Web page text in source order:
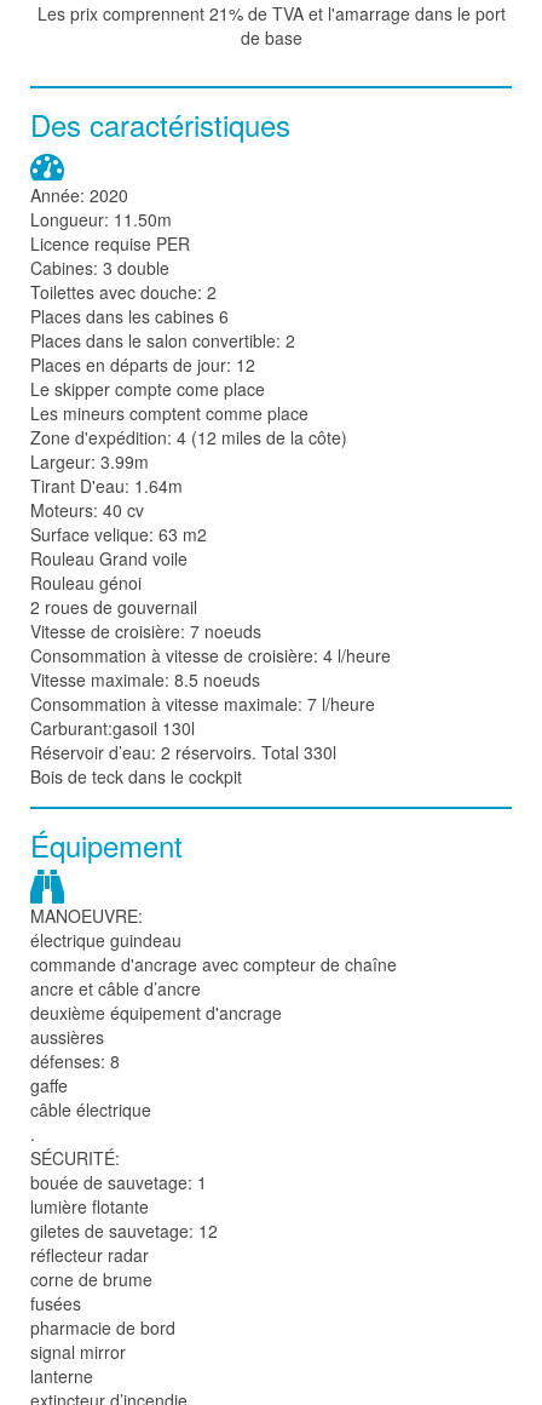
Les prix comprennent 21% de TVA et l'amarrage dans le port
de base
Des caractéristiques
Année: 2020
Longueur: 11.50m
Licence requise PER
Cabines: 3 double
Toilettes avec douche: 2
Places dans les cabines 6
Places dans le salon convertible: 2
Places en départs de jour: 12
Le skipper compte come place
Les mineurs comptent comme place
Zone d'expédition: 4 (12 miles de la côte)
Largeur: 3.99m
Tirant D'eau: 1.64m
Moteurs: 40 cv
Surface velique: 63 m2
Rouleau Grand voile
Rouleau génoi
2 roues de gouvernail
Vitesse de croisière: 7 noeuds
Consommation à vitesse de croisière: 4 l/heure
Vitesse maximale: 8.5 noeuds
Consommation à vitesse maximale: 7 l/heure
Carburant:gasoil 130l
Réservoir d’eau: 2 réservoirs. Total 330l
Bois de teck dans le cockpit
Équipement
MANOEUVRE:
électrique guindeau
commande d'ancrage avec compteur de chaîne
ancre et câble d’ancre
deuxième équipement d'ancrage
aussières
défenses: 8
gaffe
câble électrique
.
SÉCURITÉ:
bouée de sauvetage: 1
lumière flotante
giletes de sauvetage: 12
réflecteur radar
corne de brume
fusées
pharmacie de bord
signal mirror
lanterne
extincteur d’incendie